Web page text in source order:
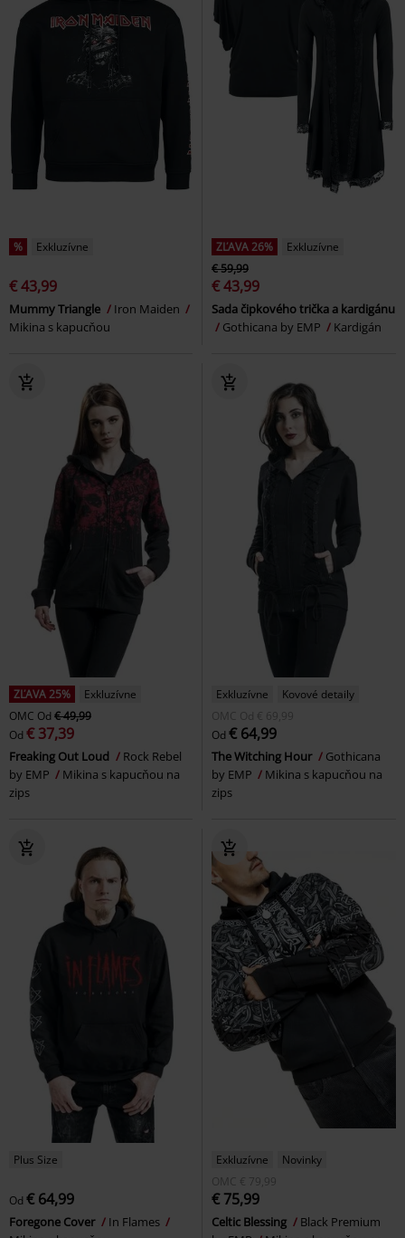
% Exkluzívne
€ 43,99
Mummy Triangle
Iron Maiden
Mikina s kapucňou
ZĽAVA 26%
Exkluzívne
€ 59,99
€ 43,99
Sada čipkového trička a kardigánu
Gothicana by EMP
Kardigán
ZĽAVA 25%
Exkluzívne
OMC Od € 49,99
Od € 37,39
Freaking Out Loud
Rock Rebel
by EMP
Mikina s kapucňou na
zips
Exkluzívne
Kovové detaily
OMC Od € 69,99
Od € 64,99
The Witching Hour
Gothicana
by EMP
Mikina s kapucňou na
zips
Plus Size
Od € 64,99
Foregone Cover
In Flames
Exkluzívne
Novinky
OMC € 79,99
€ 75,99
Celtic Blessing
Black Premium